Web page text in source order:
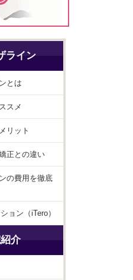
ライン
とは
スメ
リット
正との違い
の費用を徹底
ョン（iTero）
介